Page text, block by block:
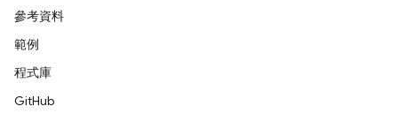
參考資料
範例
程式庫
GitHub